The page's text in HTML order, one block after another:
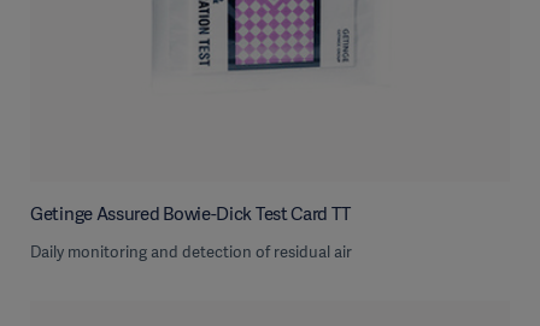
Getinge Assured Bowie-Dick Test Card TT
Daily monitoring and detection of residual air